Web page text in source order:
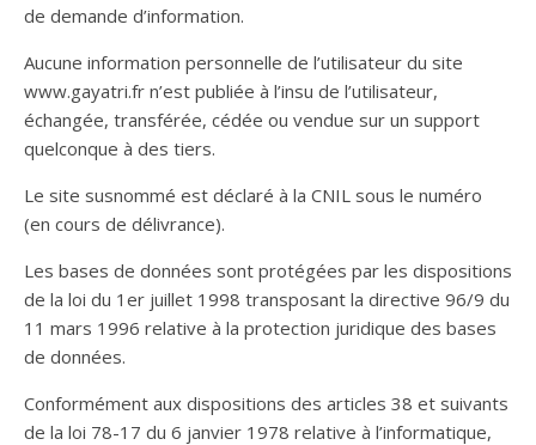
de demande d’information.
Aucune information personnelle de l’utilisateur du site
www.gayatri.fr n’est publiée à l’insu de l’utilisateur,
échangée, transférée, cédée ou vendue sur un support
quelconque à des tiers.
Le site susnommé est déclaré à la CNIL sous le numéro
(en cours de délivrance).
Les bases de données sont protégées par les dispositions
de la loi du 1er juillet 1998 transposant la directive 96/9 du
11 mars 1996 relative à la protection juridique des bases
de données.
Conformément aux dispositions des articles 38 et suivants
de la loi 78-17 du 6 janvier 1978 relative à l’informatique,